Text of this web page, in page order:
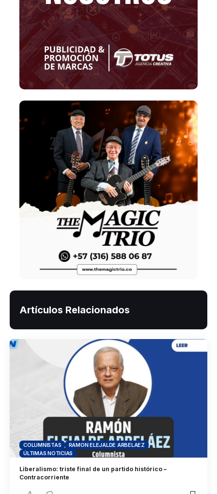
Artículos Relacionados
COLUMNISTAS
RAMON ELEJALDE ARBELAEZ
ÚLTIMAS NOTICIAS
Liberalismo: triste final de un partido histórico –
Contracorriente